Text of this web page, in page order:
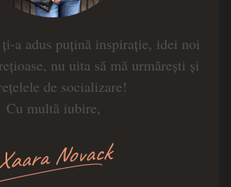
a adus puțină inspirație, idei noi
nu uita să mă urmărești și
de socializare!
Cu multă iubire,
Novack